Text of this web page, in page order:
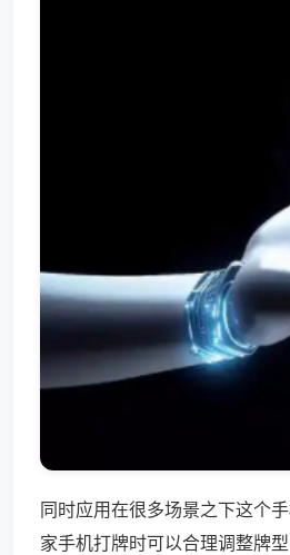
同时应用在很多场景之下这个
家手机打牌时可以合理调整牌